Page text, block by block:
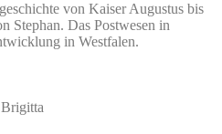
von Kaiser Augustus bis
Stephan. Das Postwesen in
in Westfalen.